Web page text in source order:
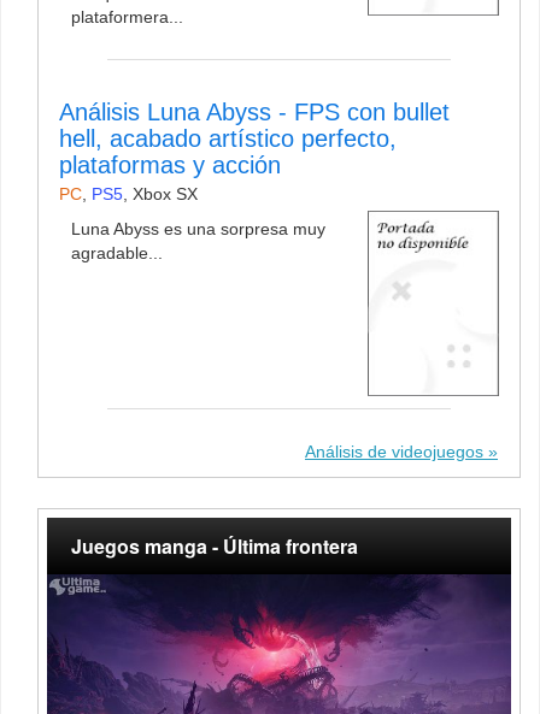
plataformera...
Análisis Luna Abyss - FPS con bullet
hell, acabado artístico perfecto,
plataformas y acción
PC PS5 Xbox SX
Luna Abyss es una sorpresa muy
agradable...
Análisis de videojuegos
Juegos manga - Última frontera